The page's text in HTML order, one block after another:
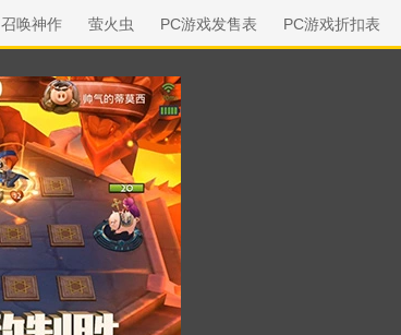
召唤神作 萤火虫 PC游戏发售表 PC游戏折扣表